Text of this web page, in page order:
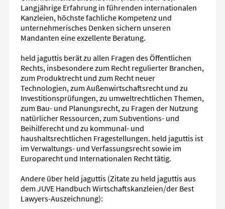
Langjährige Erfahrung in führenden internationalen
Kanzleien, höchste fachliche Kompetenz und
unternehmerisches Denken sichern unseren
Mandanten eine exzellente Beratung.
held jaguttis berät zu allen Fragen des Öffentlichen
Rechts, insbesondere zum Recht regulierter Branchen,
zum Produktrecht und zum Recht neuer
Technologien, zum Außenwirtschaftsrecht und zu
Investitionsprüfungen, zu umweltrechtlichen Themen,
zum Bau- und Planungsrecht, zu Fragen der Nutzung
natürlicher Ressourcen, zum Subventions- und
Beihilferecht und zu kommunal- und
haushaltsrechtlichen Fragestellungen. held jaguttis ist
im Verwaltungs- und Verfassungsrecht sowie im
Europarecht und Internationalen Recht tätig.
Andere über held jaguttis (Zitate zu held jaguttis aus
dem JUVE Handbuch Wirtschaftskanzleien/der Best
Lawyers-Auszeichnung):